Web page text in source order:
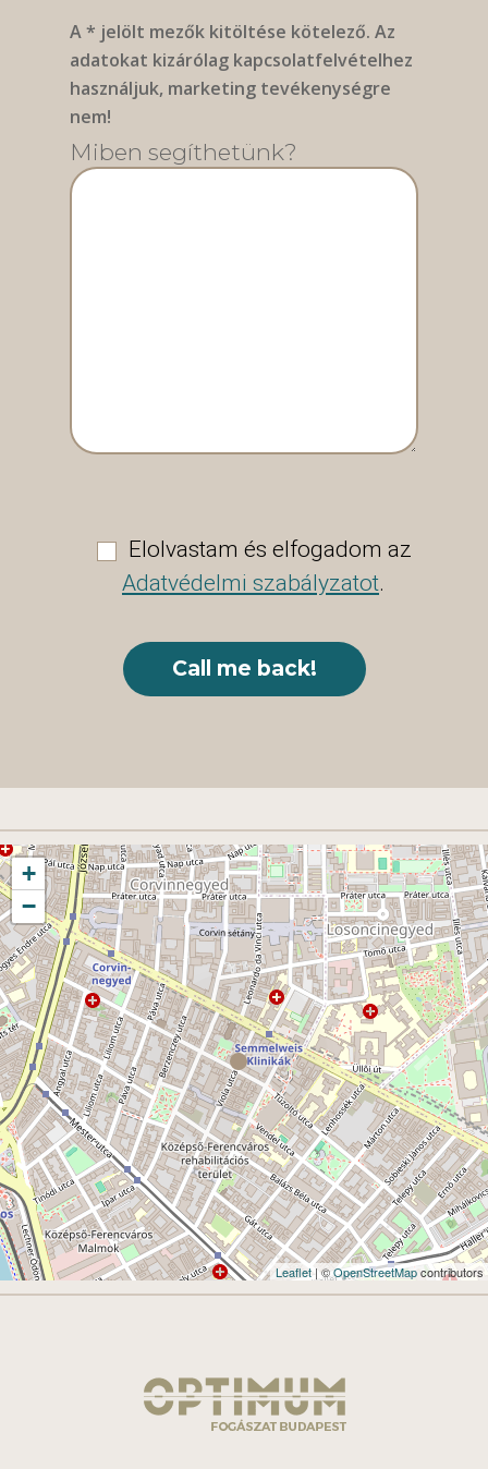
A * jelölt mezők kitöltése kötelező. Az
adatokat kizárólag kapcsolatfelvételhez
használjuk, marketing tevékenységre
nem!
Miben segíthetünk?
Elolvastam és elfogadom az
Adatvédelmi szabályzatot.
+
−
Leaflet| ©OpenStreetMapcontributors